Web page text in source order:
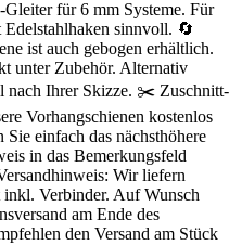
für 6 mm Systeme. Für
sinnvoll. 🔄
ist auch gebogen erhältlich.
unter Zubehör. Alternativ
nach Ihrer Skizze. ✂️ Zuschnitt-
Vorhangschienen kostenlos
einfach das nächsthöhere
in das Bemerkungsfeld
Wir liefern
inkl. Verbinder. Auf Wunsch
am Ende des
den Versand am Stück